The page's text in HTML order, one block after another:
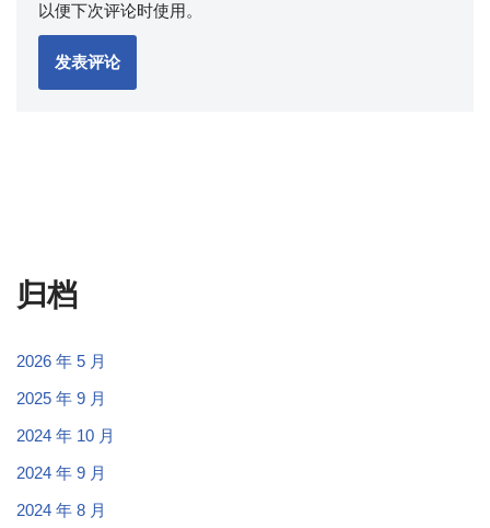
以便下次评论时使用。
归档
2026 年 5 月
2025 年 9 月
2024 年 10 月
2024 年 9 月
2024 年 8 月